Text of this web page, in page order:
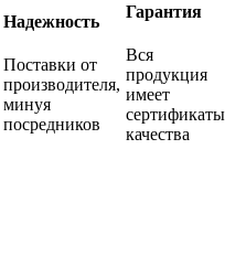
Надежность
Поставки от
производителя,
минуя
посредников
Гарантия
Вся
продукция
имеет
сертификаты
качества